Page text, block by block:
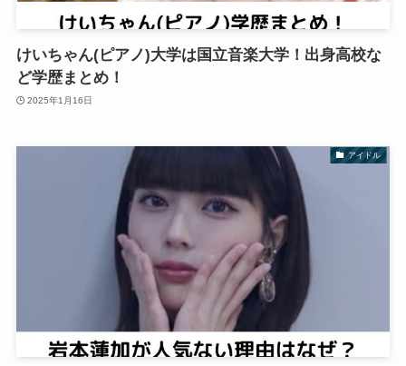
けいちゃん(ピアノ)大学は国立音楽大学！出身高校な
ど学歴まとめ！
2025年1月16日
アイドル